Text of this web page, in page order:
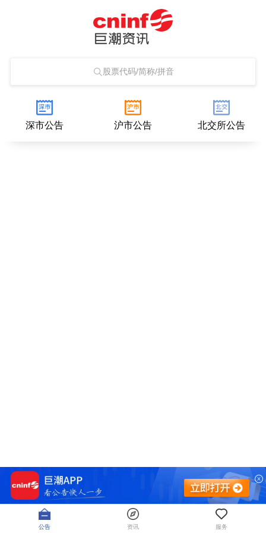
股票代码/简称/拼音
深市公告 沪市公告 北交所公告
公告 资讯 服务